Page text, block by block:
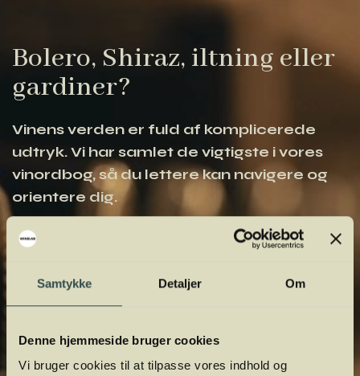
Samtykke Detaljer Om
Denne hjemmeside bruger cookies
Vi bruger cookies til at tilpasse vores indhold og
Bolero, Shiraz, iltning eller
gardiner?
Vinens verden er fuld af komplicerede
udtryk. Vi har samlet de vigtigste i vores
vinordbog, så du lettere kan navigere og
orientere dig.